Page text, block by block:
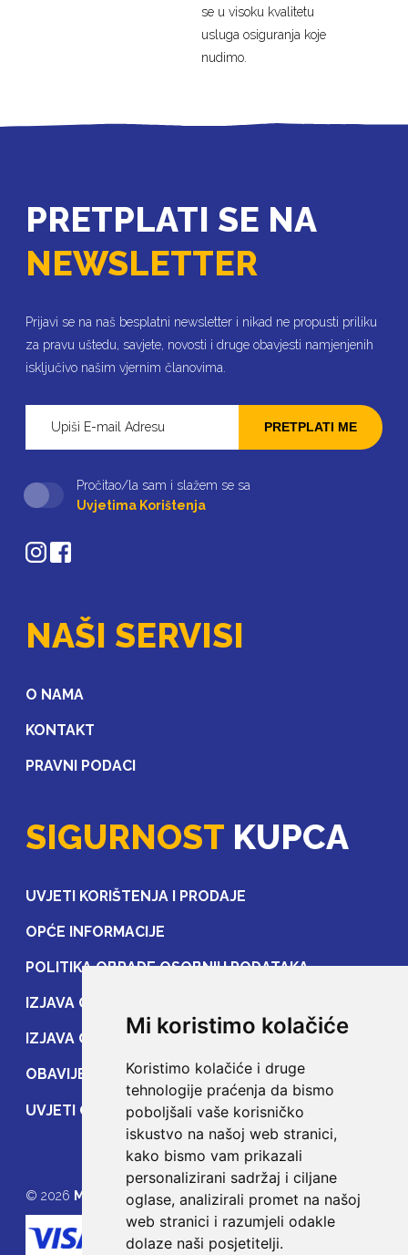
Mi koristimo kolačiće
Koristimo kolačiće i druge
tehnologije praćenja da bismo
poboljšali vaše korisničko
iskustvo na našoj web stranici,
kako bismo vam prikazali
personalizirani sadržaj i ciljane
oglase, analizirali promet na našoj
web stranici i razumjeli odakle
dolaze naši posjetitelji.
se u visoku kvalitetu
usluga osiguranja koje
nudimo.
PRETPLATI SE NA
NEWSLETTER
Prijavi se na naš besplatni newsletter i nikad ne propusti priliku
za pravu uštedu, savjete, novosti i druge obavjesti namjenjenih
isključivo našim vjernim članovima.
PRETPLATI ME
Pročitao/la sam i slažem se sa
Uvjetima Korištenja
NAŠI SERVISI
O NAMA
KONTAKT
PRAVNI PODACI
SIGURNOST KUPCA
UVJETI KORIŠTENJA I PRODAJE
OPĆE INFORMACIJE
POLITIKA OBRADE OSOBNIH PODATAKA
IZJAVA O ZAŠTITI OSOBNIH PODATAKA
IZJAVA O ZAŠTITI PRIJENOSA PODATAKA
OBAVIJEST POTROŠAČIMA
UVJETI OSIGURANJA
© 2026 MOJE OSIGURANJE